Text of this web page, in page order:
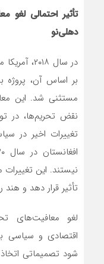
تأثیر احتمالی لغو
دهلی‌نو
در سال
بر اساس آن، پروژه
مستثنی شد. این
نقض تحریم‌ها، در
تغییرات اخیر در
نیستند. این
تأثیر قرار دهد و هند
لغو معافیت‌های
اقتصادی و سیاسی
شود تصمیماتی